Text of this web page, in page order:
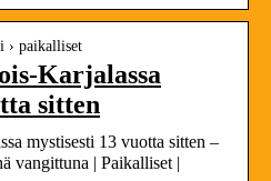
› paikalliset
Karjalassa
sitten
mystisesti 13 vuotta sitten –
vangittuna | Paikalliset |